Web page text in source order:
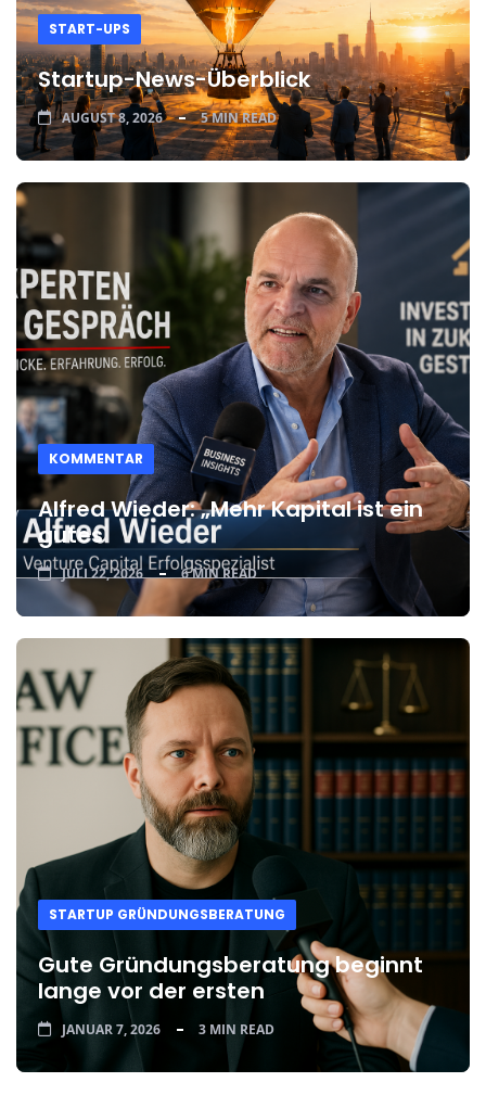
START-UPS
Startup-News-Überblick
AUGUST 8, 2026 5 MIN READ
KOMMENTAR
Alfred Wieder: „Mehr Kapital ist ein
gutes
JULI 22, 2026 6 MIN READ
STARTUP GRÜNDUNGSBERATUNG
Gute Gründungsberatung beginnt
lange vor der ersten
JANUAR 7, 2026 3 MIN READ